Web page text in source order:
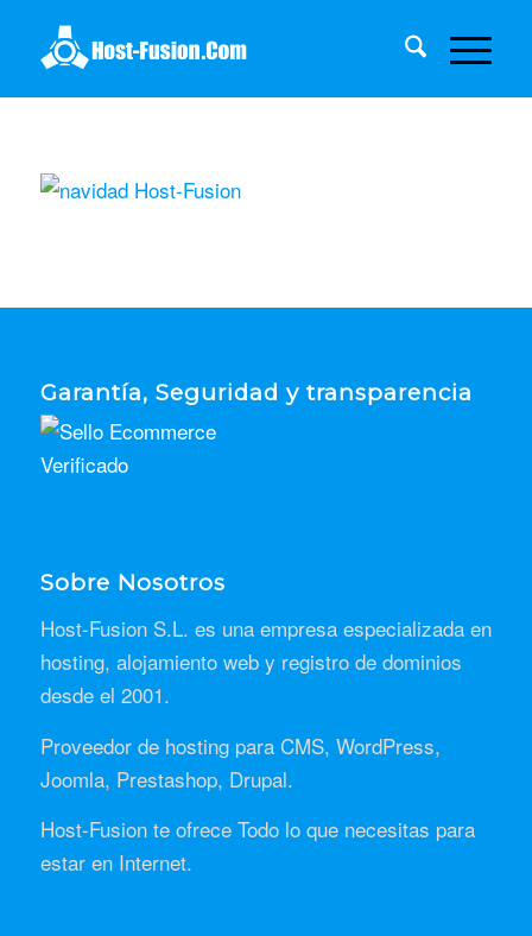
Garantía, Seguridad y transparencia
Sobre Nosotros
Host-Fusion S.L. es una empresa especializada en
hosting, alojamiento web y registro de dominios
desde el 2001.
Proveedor de hosting para CMS, WordPress,
Joomla, Prestashop, Drupal.
Host-Fusion te ofrece Todo lo que necesitas para
estar en Internet.